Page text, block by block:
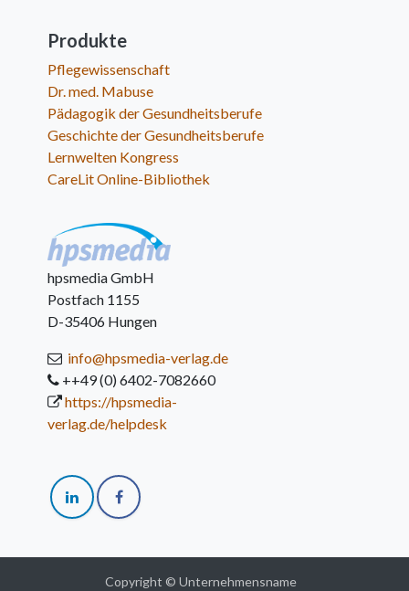
Produkte
Pflegewissenschaft
Dr. med. Mabuse
Pädagogik der Gesundheitsberufe
Geschichte der Gesundheitsberufe
Lernwelten Kongress
CareLit Online-Bibliothek
hpsmedia GmbH
Postfach 1155
D-35406 Hungen
info@hpsmedia-verlag.de
++49 (0) 6402-7082660
https://hpsmedia-
verlag.de/helpdesk
Copyright © Unternehmensname